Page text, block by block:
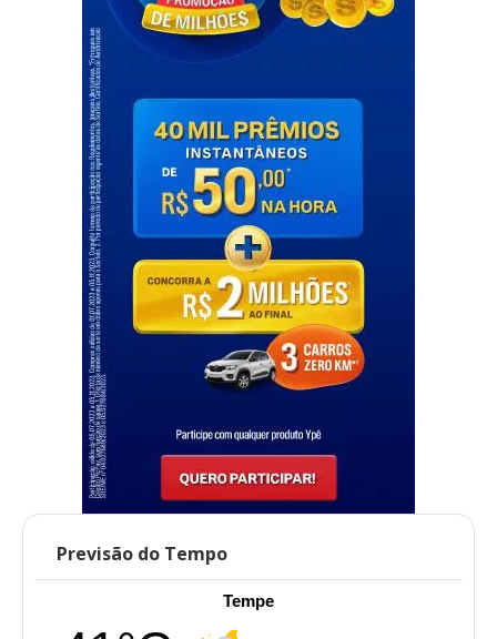
Previsão do Tempo
Tempe